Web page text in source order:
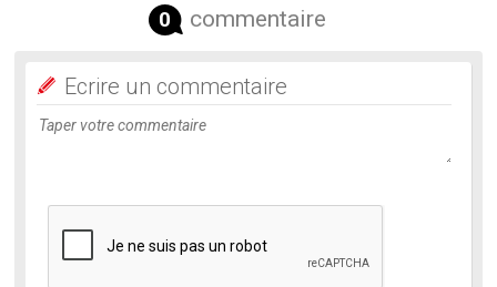
0 commentaire
Ecrire un commentaire